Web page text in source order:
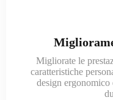
Migliorate le
caratteristiche
design ergonomico